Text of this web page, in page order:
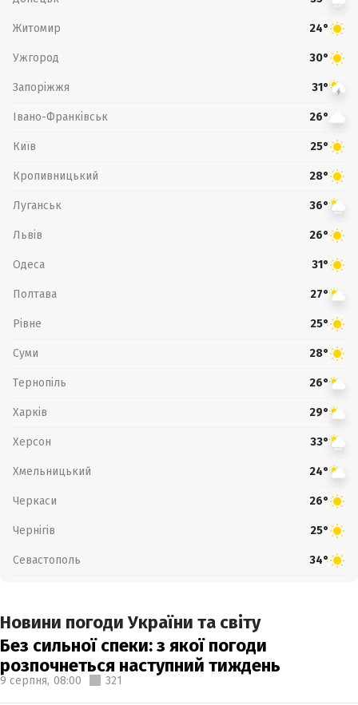
Житомир 24°
Ужгород 30°
Запоріжжя 31°
Івано-Франківськ 26°
Київ 25°
Кропивницький 28°
Луганськ 36°
Львів 26°
Одеса 31°
Полтава 27°
Рівне 25°
Суми 28°
Тернопіль 26°
Харків 29°
Херсон 33°
Хмельницький 24°
Черкаси 26°
Чернігів 25°
Севастополь 34°
Новини погоди України та світу
Без сильної спеки: з якої погоди
розпочнеться наступний тиждень
9 серпня, 08:00 321